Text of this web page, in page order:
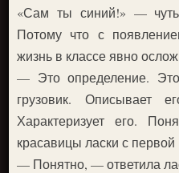
«Сам ты синий!» —
Потому что с
жизнь в классе явно
— Это определение. Это
грузовик. Описывает
Характеризует его.
красавицы ласки с
— Понятно, — ответила